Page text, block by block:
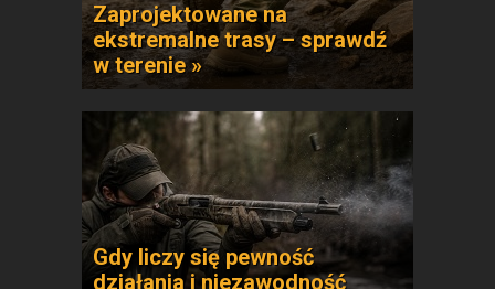
Zaprojektowane na
ekstremalne trasy – sprawdź
w terenie »
Gdy liczy się pewność
działania i niezawodność